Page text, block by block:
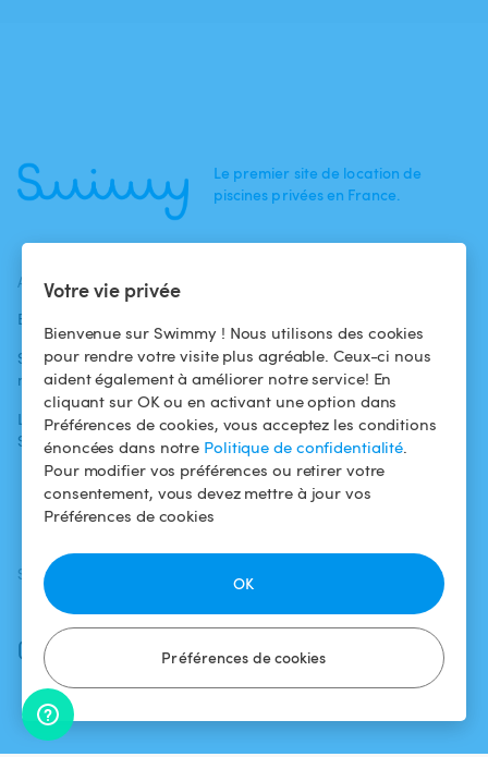
Votre vie privée
Bienvenue sur Swimmy ! Nous utilisons des cookies
pour rendre votre visite plus agréable. Ceux-ci nous
aident également à améliorer notre service! En
cliquant sur OK ou en activant une option dans
Préférences de cookies, vous acceptez les conditions
énoncées dans notre Politique de confidentialité.
Pour modifier vos préférences ou retirer votre
consentement, vous devez mettre à jour vos
Préférences de cookies
Préférences de cookies
OK
Le premier site de location de
piscines privées en France.
ACTUALITÉS
Blog
Swimmy dans les
médias
L'aventure
Swimmy
baigneurs
Pour les
propriétaires
Louer ma piscine
Comment ça
marche ?
Conditions
d'utilisation
Politique de
confidentialité
Mentions légales
SUIVEZ-NOUS
Facebook
Instagram